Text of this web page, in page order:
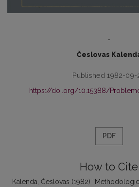
-
Česlovas
Published 1982-09-
https://doi.org/10.15388/
PDF
How to Cite
Kalenda, Česlovas (1982)